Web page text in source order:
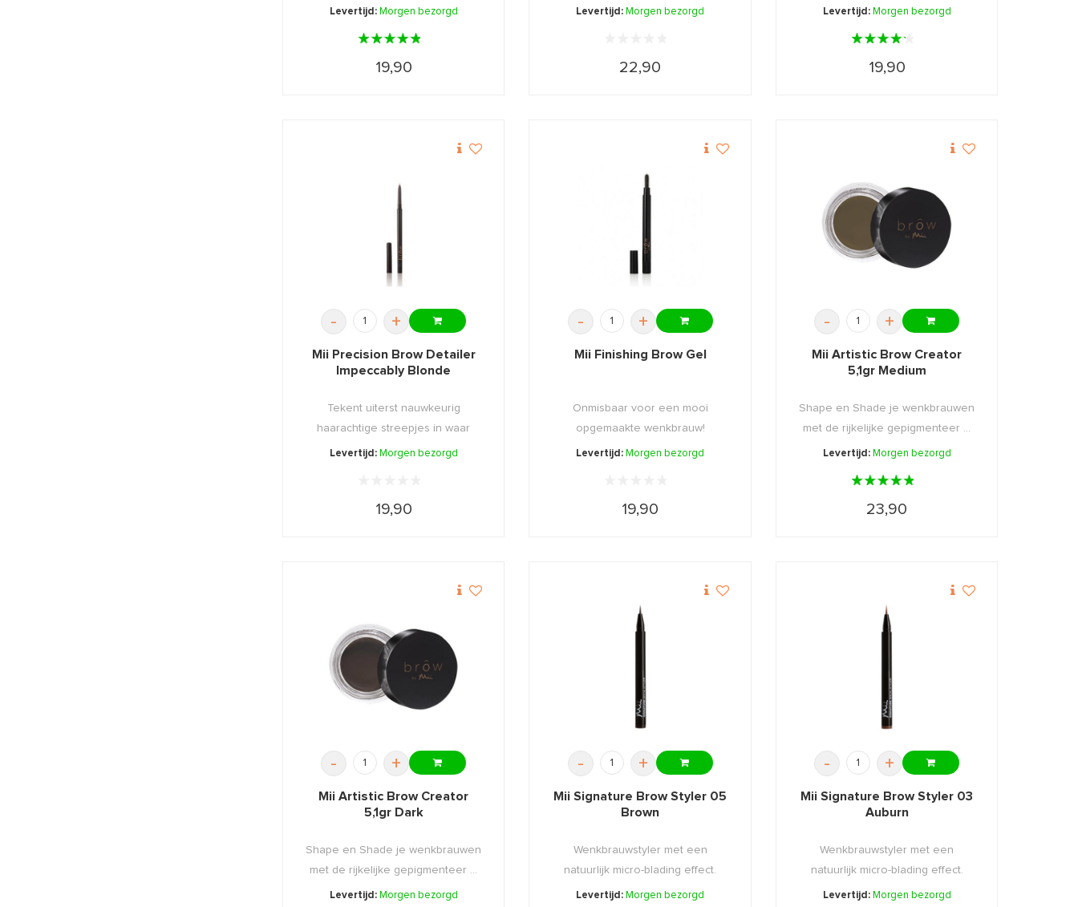
Levertijd: Morgen bezorgd
19,90
Levertijd: Morgen bezorgd
22,90
nodi ...
Levertijd: Morgen bezorgd
19,90
- +
Mii Precision Brow Detailer
Impeccably Blonde
Tekent uiterst nauwkeurig
haarachtige streepjes in waar
nodi ...
Levertijd: Morgen bezorgd
19,90
- +
Mii Finishing Brow Gel
Onmisbaar voor een mooi
opgemaakte wenkbrauw!
Levertijd: Morgen bezorgd
19,90
- +
Mii Artistic Brow Creator
5,1gr Medium
Shape en Shade je wenkbrauwen
met de rijkelijke gepigmenteer ...
Levertijd: Morgen bezorgd
23,90
- +
Mii Artistic Brow Creator
5,1gr Dark
Shape en Shade je wenkbrauwen
met de rijkelijke gepigmenteer ...
Levertijd: Morgen bezorgd
- +
Mii Signature Brow Styler 05
Brown
Wenkbrauwstyler met een
natuurlijk micro-blading effect.
Levertijd: Morgen bezorgd
- +
Mii Signature Brow Styler 03
Auburn
Wenkbrauwstyler met een
natuurlijk micro-blading effect.
Levertijd: Morgen bezorgd